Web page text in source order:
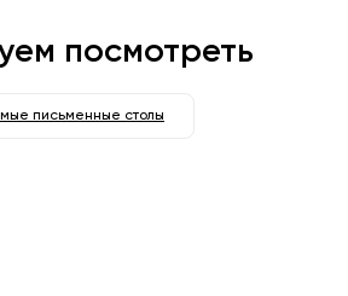
посмотреть
письменные столы